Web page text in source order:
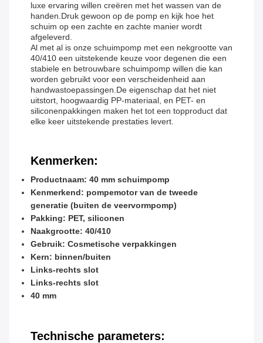
luxe ervaring willen creëren met het wassen van de
handen.Druk gewoon op de pomp en kijk hoe het
schuim op een zachte en zachte manier wordt
afgeleverd.
Al met al is onze schuimpomp met een nekgrootte van
40/410 een uitstekende keuze voor degenen die een
stabiele en betrouwbare schuimpomp willen die kan
worden gebruikt voor een verscheidenheid aan
handwastoepassingen.De eigenschap dat het niet
uitstort, hoogwaardig PP-materiaal, en PET- en
siliconenpakkingen maken het tot een topproduct dat
elke keer uitstekende prestaties levert.
Kenmerken:
Productnaam: 40 mm schuimpomp
Kenmerkend: pompemotor van de tweede
generatie (buiten de veervormpomp)
Pakking: PET, siliconen
Naakgrootte: 40/410
Gebruik: Cosmetische verpakkingen
Kern: binnen/buiten
Links-rechts slot
Links-rechts slot
40 mm
Technische parameters: